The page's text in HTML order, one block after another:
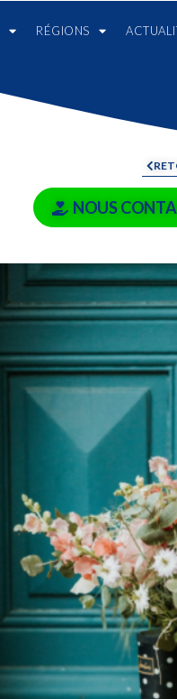
RÉGIONS
NOUS